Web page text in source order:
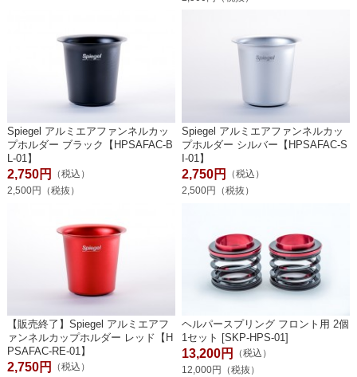
Spiegel アルミエアファンネルカッ
プホルダー ブラック【HPSAFAC-B
L-01】
2,750円
（税込）
2,500円（税抜）
Spiegel アルミエアファンネルカッ
プホルダー シルバー【HPSAFAC-S
I-01】
2,750円
（税込）
2,500円（税抜）
【販売終了】Spiegel アルミエアフ
ァンネルカップホルダー レッド【H
PSAFAC-RE-01】
2,750円
（税込）
ヘルパースプリング フロント用 2個
1セット [SKP-HPS-01]
13,200円
（税込）
12,000円（税抜）